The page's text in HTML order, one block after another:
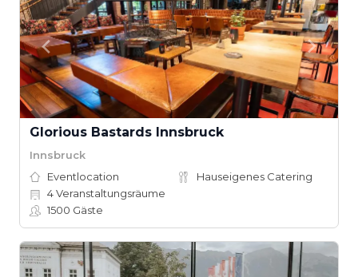
Glorious Bastards Innsbruck
Innsbruck
Eventlocation
Hauseigenes Catering
4Veranstaltungsräume
1500 Gäste